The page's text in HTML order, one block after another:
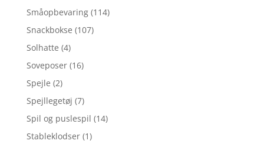
Småopbevaring (114)
Snackbokse (107)
Solhatte (4)
Soveposer (16)
Spejle (2)
Spejllegetøj (7)
Spil og puslespil (14)
Stableklodser (1)